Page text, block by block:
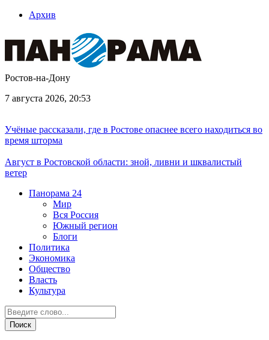
Архив
Ростов-на-Дону
7 августа 2026, 20:53
Учёные рассказали, где в Ростове опаснее всего находиться во
время шторма
Август в Ростовской области: зной, ливни и шквалистый
ветер
Панорама 24
Мир
Вся Россия
Южный регион
Блоги
Политика
Экономика
Общество
Власть
Культура